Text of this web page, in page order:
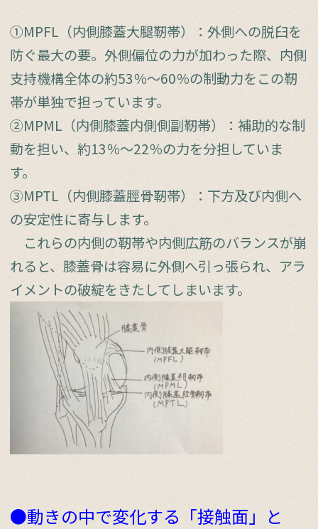
①MPFL（内側膝蓋大腿靭帯）：外側への脱臼を
防ぐ最大の要。外側偏位の力が加わった際、内側
支持機構全体の約53％～60％の制動力をこの靭
帯が単独で担っています。
②MPML（内側膝蓋内側側副靭帯）：補助的な制
動を担い、約13％～22％の力を分担していま
す。
③MPTL（内側膝蓋脛骨靭帯）：下方及び内側へ
の安定性に寄与します。
これらの内側の靭帯や内側広筋のバランスが崩
れると、膝蓋骨は容易に外側へ引っ張られ、アラ
イメントの破綻をきたしてしまいます。
●動きの中で変化する「接触面」と